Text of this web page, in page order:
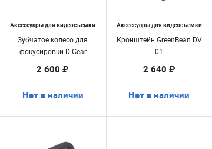
Аксессуары для видеосъемки
Зубчатое колесо для
фокусировки D Gear
2 600 ₽
Нет в наличии
Аксессуары для видеосъемки
Кронштейн GreenBean DV
01
2 640 ₽
Нет в наличии